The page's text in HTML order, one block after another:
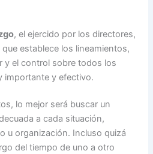
, el ejercido por los directores,
establece los lineamientos,
y el control sobre todos los
importante y efectivo.
lo mejor será buscar un
a cada situación,
u organización. Incluso quizá
del tiempo de uno a otro